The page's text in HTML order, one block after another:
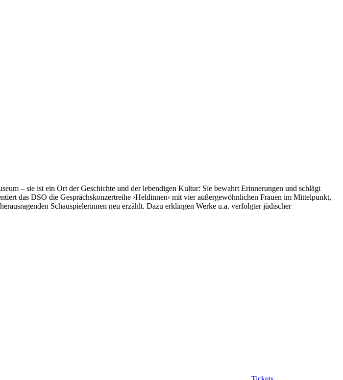
– sie ist ein Ort der Geschichte und der lebendigen Kultur: Sie bewahrt Erinnerungen und schlägt
das DSO die Gesprächskonzertreihe ›Heldinnen‹ mit vier außergewöhnlichen Frauen im Mittelpunkt,
Schauspielerinnen neu erzählt. Dazu erklingen Werke u.a. verfolgter jüdischer